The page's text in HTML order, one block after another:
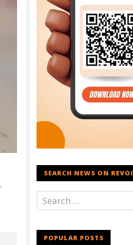
SEARCH NEWS ON REVOI
POPULAR POSTS